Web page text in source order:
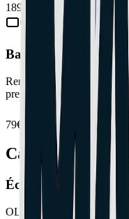
189€ Garantie 1 an
Batterie iPhone 15
Remplacement batterie
premier jour.
79€ Garantie 1 an
Caractéristiques
Écran
OLED 6.7 pouces 120Hz